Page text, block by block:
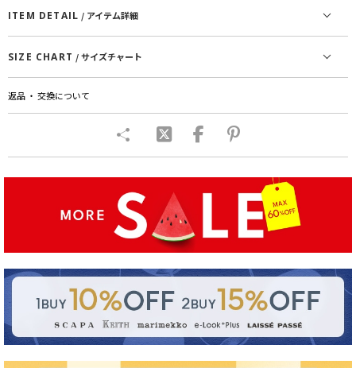
ITEM DETAIL / アイテム詳細
SIZE CHART / サイズチャート
返品 ・ 交換について